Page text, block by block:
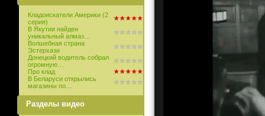
Кладоискатели Америки (2
серия)
В Якутии найден
уникальный алмаз…
Волшебная страна
Эстерхази
Донецкий водитель собрал
огромную…
Про клад
В Беларуси открылись
магазины по…
Разделы видео